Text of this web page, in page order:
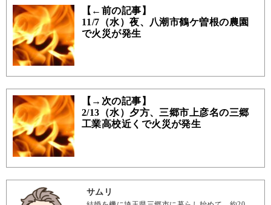
【←前の記事】
11/7（水）夜、八潮市鶴ケ曽根の農園
で火災が発生
【→次の記事】
2/13（水）夕方、三郷市上彦名の三郷
工業高校近くで火災が発生
サムリ